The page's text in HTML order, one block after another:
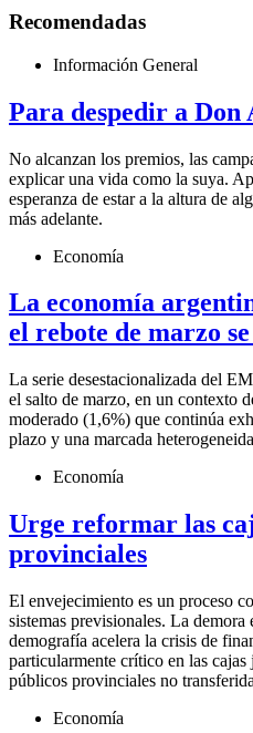
Recomendadas
Información General
Para despedir a Don
No alcanzan los premios, las
explicar una vida como la suya.
esperanza de estar a la altura de
más adelante.
Economía
La economía
el rebote de marzo
La serie desestacionalizada del
el salto de marzo, en un contexto
moderado (1,6%) que continúa
plazo y una marcada
Economía
Urge reformar las
provinciales
El envejecimiento es un proceso
sistemas previsionales. La demora
demografía acelera la crisis de
particularmente crítico en las
públicos provinciales no
Economía